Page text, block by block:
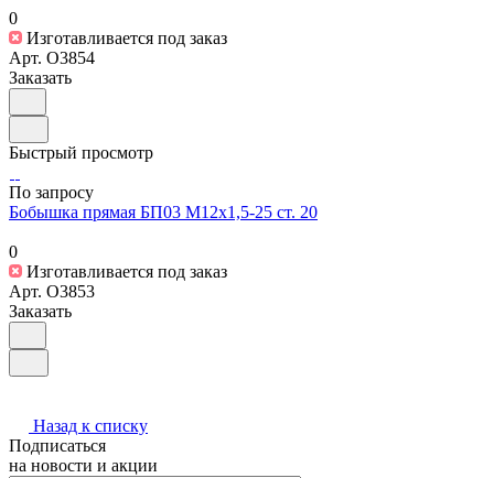
0
Изготавливается под заказ
Арт. O3854
Заказать
Быстрый просмотр
По запросу
Бобышка прямая БП03 М12х1,5-25 ст. 20
0
Изготавливается под заказ
Арт. O3853
Заказать
Назад к списку
Подписаться
на новости и акции